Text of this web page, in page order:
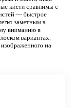
кисти сравнимы с
— быстрое
заметным в
вниманию в
вариантах.
на